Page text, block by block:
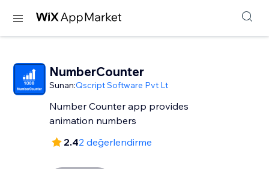
NumberCounter
Sunan:Qscript Software Pvt Lt
Number Counter app provides
2.42 değerlendirme